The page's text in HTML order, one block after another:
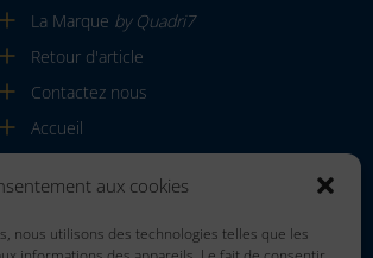
aux cookies
nous utilisons des technologies telles que les
La Marque by Quadri7
Retour d'article
Contactez nous
Accueil